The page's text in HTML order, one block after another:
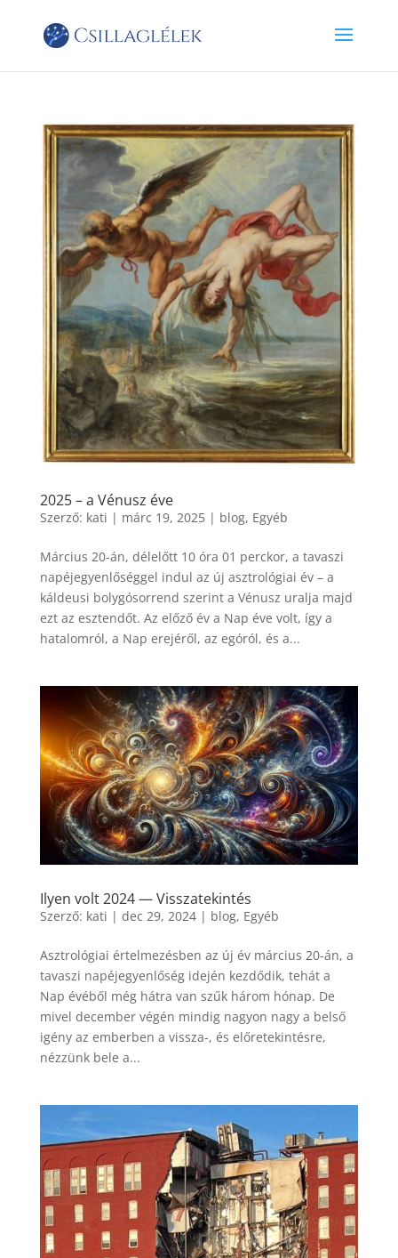
2025 – a Vénusz éve
Szerző: kati | márc 19, 2025| blog, Egyéb
Március 20-án, délelőtt 10 óra 01 perckor, a tavaszi
napéjegyenlőséggel indul az új asztrológiai év – a
káldeusi bolygósorrend szerint a Vénusz uralja majd
ezt az esztendőt. Az előző év a Nap éve volt, így a
hatalomról, a Nap erejéről, az egóról, és a...
Ilyen volt 2024 — Visszatekintés
Szerző: kati | dec 29, 2024| blog, Egyéb
Asztrológiai értelmezésben az új év március 20-án, a
tavaszi napéjegyenlőség idején kezdődik, tehát a
Nap évéből még hátra van szűk három hónap. De
mivel december végén mindig nagyon nagy a belső
igény az emberben a vissza-, és előretekintésre,
nézzünk bele a...